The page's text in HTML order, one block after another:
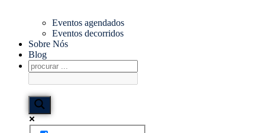
Eventos agendados
Eventos decorridos
Sobre Nós
Blog